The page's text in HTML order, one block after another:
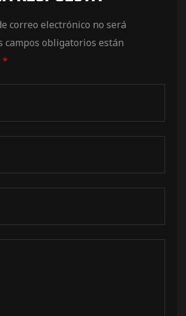
correo electrónico no será
campos obligatorios están
*